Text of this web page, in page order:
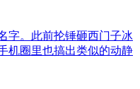
字。此前抡锤砸西门子冰
机圈里也搞出类似的动静